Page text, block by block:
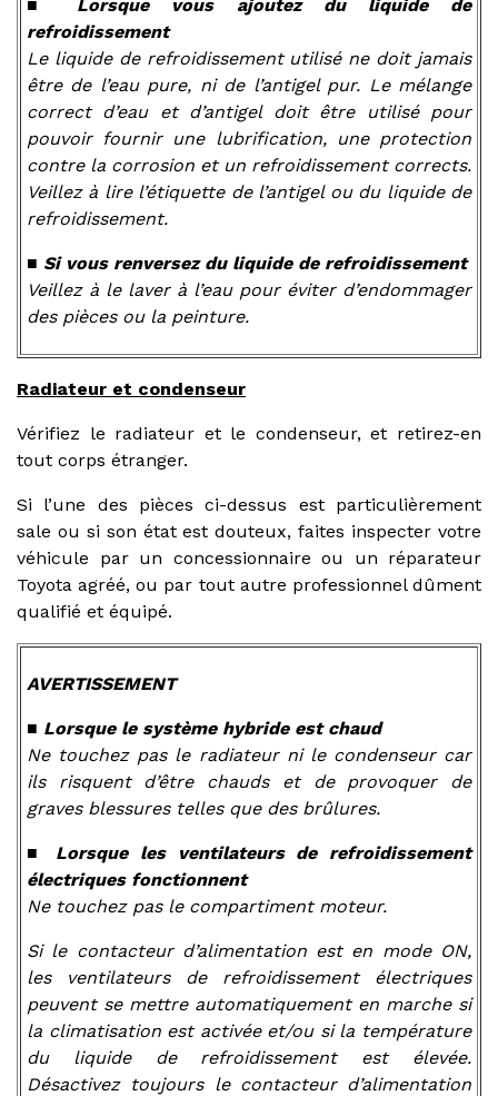
■ Lorsque vous ajoutez du liquide de
refroidissement
Le liquide de refroidissement utilisé ne doit jamais
être de l’eau pure, ni de l’antigel pur. Le mélange
correct d’eau et d’antigel doit être utilisé pour
pouvoir fournir une lubrification, une protection
contre la corrosion et un refroidissement corrects.
Veillez à lire l’étiquette de l’antigel ou du liquide de
refroidissement.
■ Si vous renversez du liquide de refroidissement
Veillez à le laver à l’eau pour éviter d’endommager
des pièces ou la peinture.
Radiateur et condenseur
Vérifiez le radiateur et le condenseur, et retirez-en
tout corps étranger.
Si l’une des pièces ci-dessus est particulièrement
sale ou si son état est douteux, faites inspecter votre
véhicule par un concessionnaire ou un réparateur
Toyota agréé, ou par tout autre professionnel dûment
qualifié et équipé.
AVERTISSEMENT
■ Lorsque le système hybride est chaud
Ne touchez pas le radiateur ni le condenseur car
ils risquent d’être chauds et de provoquer de
graves blessures telles que des brûlures.
■ Lorsque les ventilateurs de refroidissement
électriques fonctionnent
Ne touchez pas le compartiment moteur.
Si le contacteur d’alimentation est en mode ON,
les ventilateurs de refroidissement électriques
peuvent se mettre automatiquement en marche si
la climatisation est activée et/ou si la température
du liquide de refroidissement est élevée.
Désactivez toujours le contacteur d’alimentation